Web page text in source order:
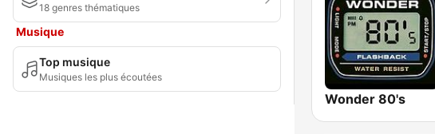
18 genres thématiques
Musique
Top musique
Musiques les plus écoutées
Wonder 80's